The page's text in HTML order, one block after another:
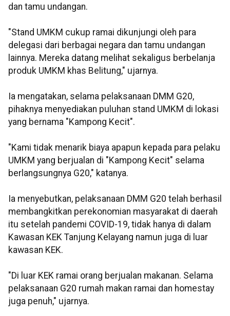
dan tamu undangan.
"Stand UMKM cukup ramai dikunjungi oleh para
delegasi dari berbagai negara dan tamu undangan
lainnya. Mereka datang melihat sekaligus berbelanja
produk UMKM khas Belitung," ujarnya.
Ia mengatakan, selama pelaksanaan DMM G20,
pihaknya menyediakan puluhan stand UMKM di lokasi
yang bernama "Kampong Kecit".
"Kami tidak menarik biaya apapun kepada para pelaku
UMKM yang berjualan di "Kampong Kecit" selama
berlangsungnya G20," katanya.
Ia menyebutkan, pelaksanaan DMM G20 telah berhasil
membangkitkan perekonomian masyarakat di daerah
itu setelah pandemi COVID-19, tidak hanya di dalam
Kawasan KEK Tanjung Kelayang namun juga di luar
kawasan KEK.
"Di luar KEK ramai orang berjualan makanan. Selama
pelaksanaan G20 rumah makan ramai dan homestay
juga penuh," ujarnya.